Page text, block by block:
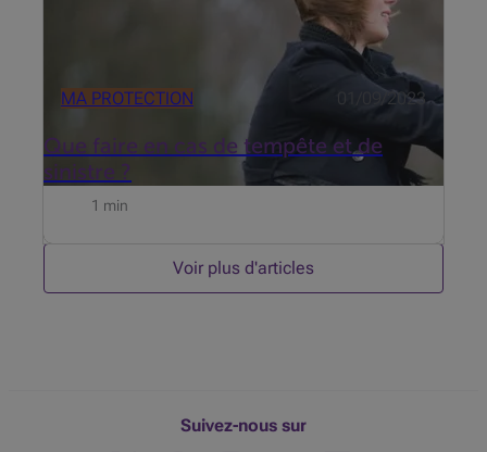
MA PROTECTION 01/09/2023
Que faire en cas de tempête et de
sinistre ?
1 min
Voir plus d'articles
Suivez-nous sur